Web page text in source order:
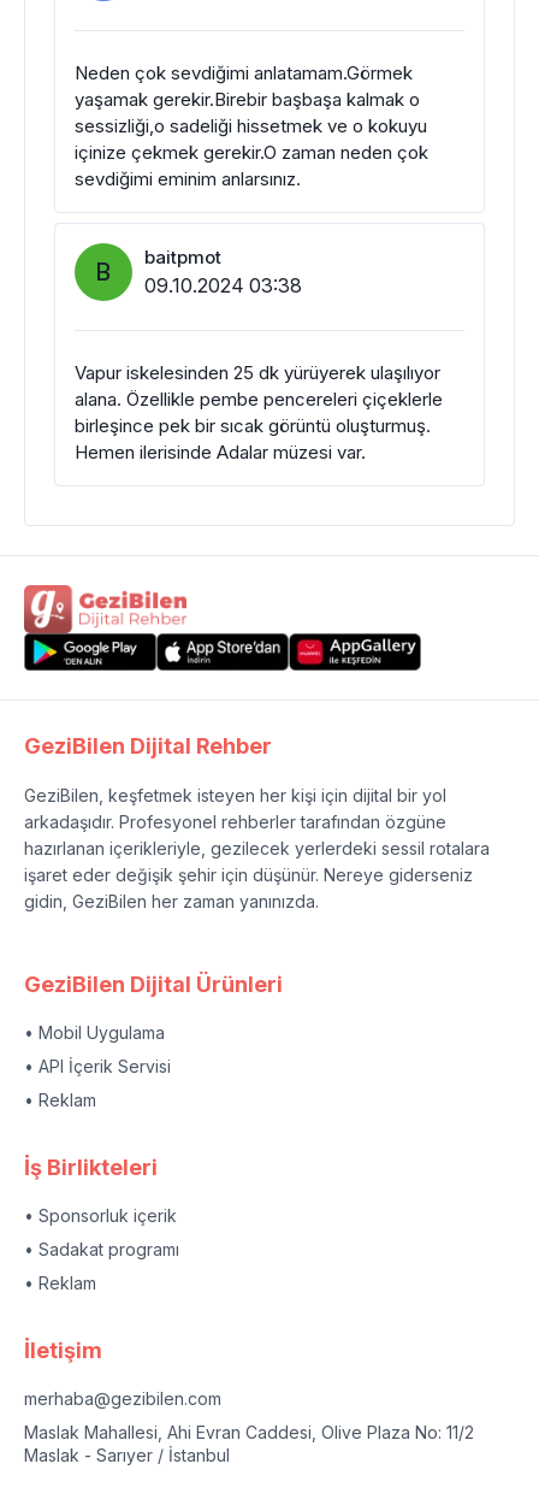
Neden çok sevdiğimi anlatamam.Görmek
yaşamak gerekir.Birebir başbaşa kalmak o
sessizliği,o sadeliği hissetmek ve o kokuyu
içinize çekmek gerekir.O zaman neden çok
sevdiğimi eminim anlarsınız.
B baitpmot
09.10.2024 03:38
Vapur iskelesinden 25 dk yürüyerek ulaşılıyor
alana. Özellikle pembe pencereleri çiçeklerle
birleşince pek bir sıcak görüntü oluşturmuş.
Hemen ilerisinde Adalar müzesi var.
GeziBilen Dijital Rehber
GeziBilen, keşfetmek isteyen her kişi için dijital bir yol
arkadaşıdır. Profesyonel rehberler tarafından özgüne
hazırlanan içerikleriyle, gezilecek yerlerdeki sessil rotalara
işaret eder değişik şehir için düşünür. Nereye giderseniz
gidin, GeziBilen her zaman yanınızda.
GeziBilen Dijital Ürünleri
• Mobil Uygulama
• API İçerik Servisi
• Reklam
İş Birlikteleri
• Sponsorluk içerik
• Sadakat programı
• Reklam
İletişim
merhaba@gezibilen.com
Maslak Mahallesi, Ahi Evran Caddesi, Olive Plaza No: 11/2
Maslak - Sarıyer / İstanbul